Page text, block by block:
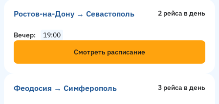
Ростов-на-Дону → Севастополь 2 рейсa в день
Вечер
19:00
Смотреть расписание
Феодосия → Симферополь 3 рейсa в день